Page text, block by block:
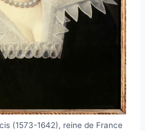
(1573-1642), reine de France